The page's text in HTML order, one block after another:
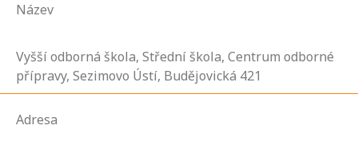
Název
Vyšší odborná škola, Střední škola, Centrum odborné
přípravy, Sezimovo Ústí, Budějovická 421
Adresa